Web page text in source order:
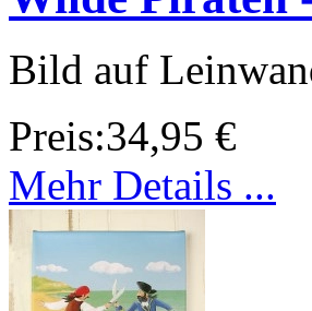
Bild auf
Preis:34,95 €
Mehr Details ...